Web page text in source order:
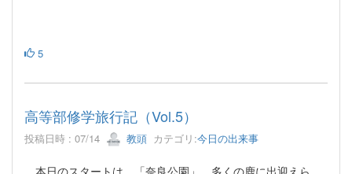
5
高等部修学旅行記（Vol.5）
投稿日時 : 07/14 教頭 カテゴリ:今日の出来事